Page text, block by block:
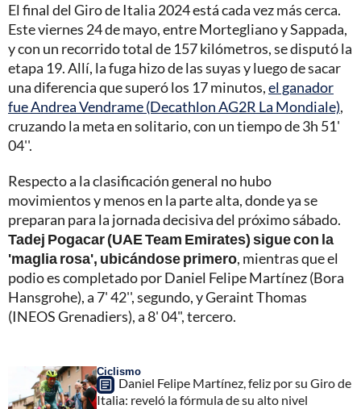
El final del Giro de Italia 2024está cada vez más cerca.
Este viernes 24 de mayo, entre Mortegliano y Sappada,
y con un recorrido total de 157 kilómetros, se disputó la
etapa 19. Allí, la fuga hizo de las suyas y luego de sacar
una diferencia que superó los 17 minutos,el ganador
fue Andrea Vendrame (Decathlon AG2R La Mondiale),
cruzando la meta en solitario, con un tiempo de 3h 51'
04''.
Respecto a la clasificación general no hubo
movimientos y menos en la parte alta, donde ya se
preparan para la jornada decisiva del próximo sábado.
Tadej Pogacar (UAE Team Emirates) sigue con la
'maglia rosa', ubicándose primero, mientras que el
podio es completado por Daniel Felipe Martínez (Bora
Hansgrohe), a 7' 42'', segundo, y Geraint Thomas
(INEOS Grenadiers), a 8' 04", tercero.
Ciclismo
Daniel Felipe Martínez, feliz por su Giro de
Italia: reveló la fórmula de su alto nivel